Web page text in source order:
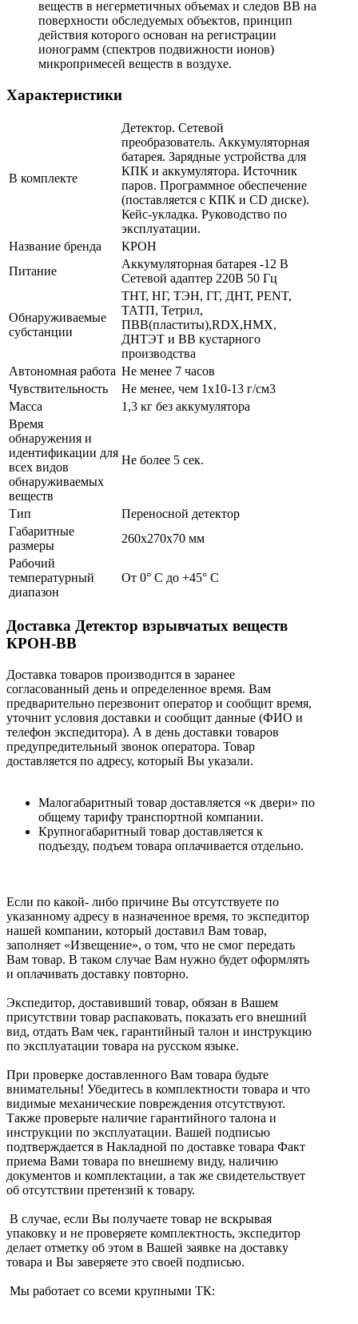
веществ в негерметичных объемах и следов ВВ на
поверхности обследуемых объектов, принцип
действия которого основан на регистрации
ионограмм (спектров подвижности ионов)
микропримесей веществ в воздухе.
Характеристики
В комплекте
Детектор. Сетевой
преобразователь. Аккумуляторная
батарея. Зарядные устройства для
КПК и аккумулятора. Источник
паров. Программное обеспечение
(поставляется с КПК и CD диске).
Кейс-укладка. Руководство по
эксплуатации.
Название бренда
КРОН
Питание
Аккумуляторная батарея -12 В
Сетевой адаптер 220В 50 Гц
Обнаруживаемые
субстанции
ТНТ, НГ, ТЭН, ГГ, ДНТ, PENT,
ТАТП, Тетрил,
ПВВ(пластиты),RDX,HMX,
ДНТЭТ и ВВ кустарного
производства
Автономная работа Не менее 7 часов
Чувствительность
Не менее, чем 1x10-13 г/см3
Масса
1,3 кг без аккумулятора
Время
обнаружения и
идентификации для
всех видов
обнаруживаемых
веществ
Не более 5 сек.
Тип
Переносной детектор
Габаритные
размеры
260х270х70 мм
Рабочий
температурный
диапазон
От 0° С до +45° С
Доставка Детектор взрывчатых веществ
КРОН-ВВ
Доставка товаров производится в заранее
согласованный день и определенное время. Вам
предварительно перезвонит оператор и сообщит время,
уточнит условия доставки и сообщит данные (ФИО и
телефон экспедитора). А в день доставки товаров
предупредительный звонок оператора. Товар
доставляется по адресу, который Вы указали.
Малогабаритный товар доставляется «к двери» по
общему тарифу транспортной компании.
Крупногабаритный товар доставляется к
подъезду, подъем товара оплачивается отдельно.
Если по какой- либо причине Вы отсутствуете по
указанному адресу в назначенное время, то экспедитор
нашей компании, который доставил Вам товар,
заполняет «Извещение», о том, что не смог передать
Вам товар. В таком случае Вам нужно будет оформлять
и оплачивать доставку повторно.
Экспедитор, доставивший товар, обязан в Вашем
присутствии товар распаковать, показать его внешний
вид, отдать Вам чек, гарантийный талон и инструкцию
по эксплуатации товара на русском языке.
При проверке доставленного Вам товара будьте
внимательны! Убедитесь в комплектности товара и что
видимые механические повреждения отсутствуют.
Также проверьте наличие гарантийного талона и
инструкции по эксплуатации. Вашей подписью
подтверждается в Накладной по доставке товара Факт
приема Вами товара по внешнему виду, наличию
документов и комплектации, а так же свидетельствует
об отсутствии претензий к товару.
В случае, если Вы получаете товар не вскрывая
упаковку и не проверяете комплектность, экспедитор
делает отметку об этом в Вашей заявке на доставку
товара и Вы заверяете это своей подписью.
Мы работает со всеми крупными ТК: